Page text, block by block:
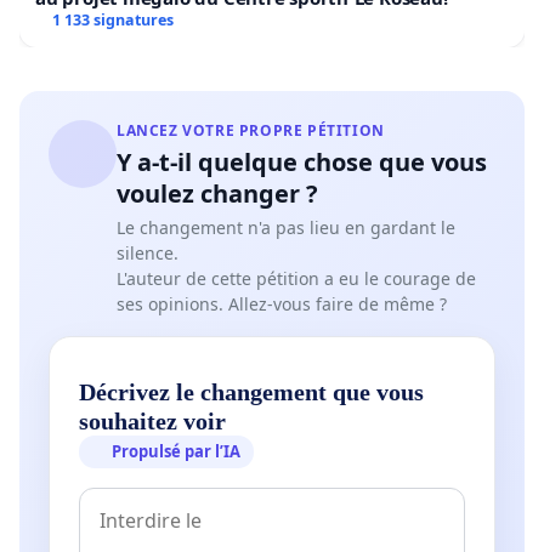
Geanges. Afin de garantir et défendre la réussite de
Mme Liliane Ménissier la directrice académique un
courrier signé des représentants des parents
d'élèves souhaitant suivre notre action, afin de
défendre notre école, notre village, nos enfants et
de prendre en considération notre demande et de
maintenir les huit classes actuelles. Nous
conseillers départementaux afin de défendre nos
valeurs, notre position.
Nous vous invitons dors et déjà à signer la
pétition, mise en place afin de faire entendre
1 133 signatures
LANCEZ VOTRE PROPRE PÉTITION
Y a-t-il quelque chose que vous
voulez changer ?
Le changement n'a pas lieu en gardant le
silence.
L'auteur de cette pétition a eu le courage de
ses opinions. Allez-vous faire de même ?
Décrivez le changement que vous
souhaitez voir
Propulsé par l’IA